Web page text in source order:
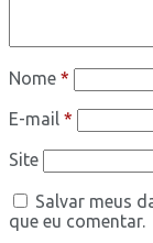
Nome *
E-mail *
Site
Salvar meus
que eu comentar.